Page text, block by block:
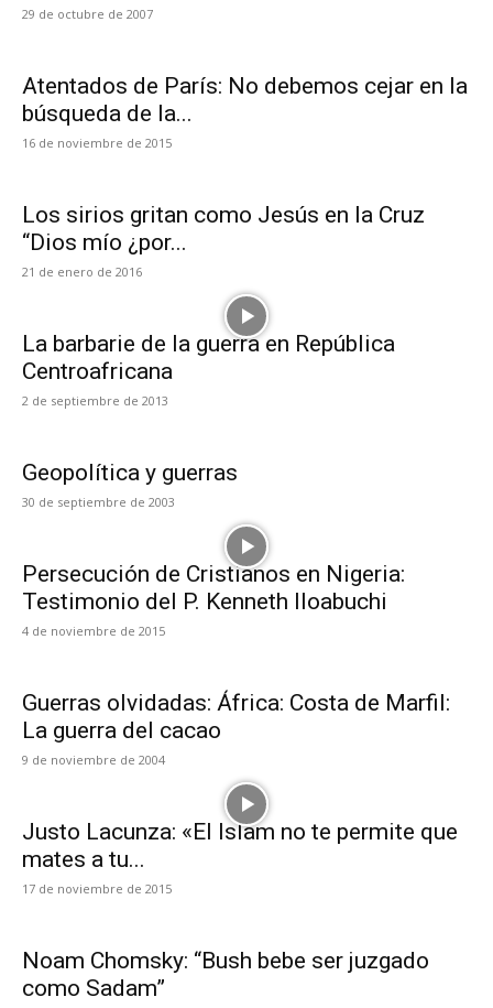
29 de octubre de 2007
Atentados de París: No debemos cejar en la
búsqueda de la...
16 de noviembre de 2015
Los sirios gritan como Jesús en la Cruz
“Dios mío ¿por...
21 de enero de 2016
La barbarie de la guerra en República
Centroafricana
2 de septiembre de 2013
Geopolítica y guerras
30 de septiembre de 2003
Persecución de Cristianos en Nigeria:
Testimonio del P. Kenneth Iloabuchi
4 de noviembre de 2015
Guerras olvidadas: África: Costa de Marfil:
La guerra del cacao
9 de noviembre de 2004
Justo Lacunza: «El Islam no te permite que
mates a tu...
17 de noviembre de 2015
Noam Chomsky: “Bush bebe ser juzgado
como Sadam”